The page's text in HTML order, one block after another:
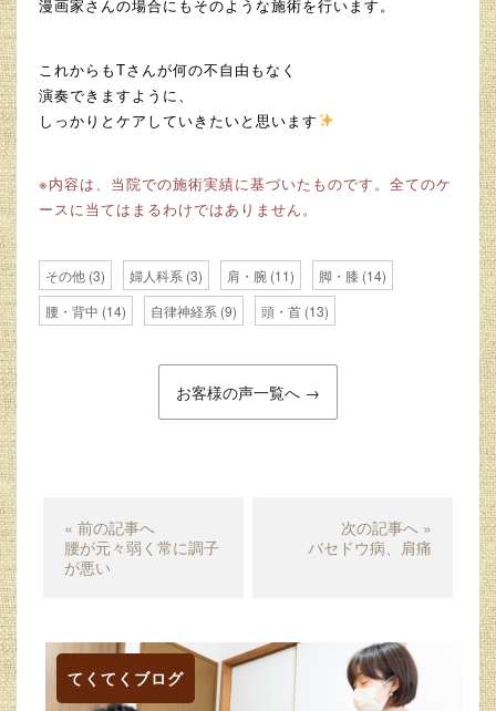
漫画家さんの場合にもそのような施術を行います。
これからもTさんが何の不自由もなく
演奏できますように、
しっかりとケアしていきたいと思います
※内容は、当院での施術実績に基づいたものです。全てのケ
ースに当てはまるわけではありません。
その他 (3) 婦人科系 (3) 肩・腕 (11) 脚・膝 (14)
腰・背中 (14) 自律神経系 (9) 頭・首 (13)
お客様の声一覧へ →
« 前の記事へ
腰が元々弱く常に調子
が悪い
次の記事へ »
バセドウ病、肩痛
てくてくブログ